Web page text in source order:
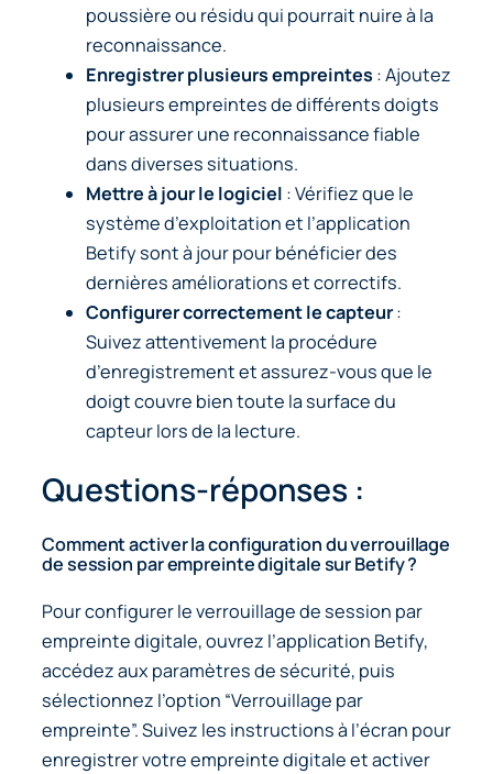
poussière ou résidu qui pourrait nuire à la
reconnaissance.
Enregistrer plusieurs empreintes: Ajoutez
plusieurs empreintes de différents doigts
pour assurer une reconnaissance fiable
dans diverses situations.
Mettre à jour le logiciel : Vérifiez que le
système d’exploitation et l’application
Betify sont à jour pour bénéficier des
dernières améliorations et correctifs.
Configurer correctement le capteur:
Suivez attentivement la procédure
d’enregistrement et assurez-vous que le
doigt couvre bien toute la surface du
capteur lors de la lecture.
Questions-réponses :
Comment activer la configuration du verrouillage
de session par empreinte digitale sur Betify ?
Pour configurer le verrouillage de session par
empreinte digitale, ouvrez l’application Betify,
accédez aux paramètres de sécurité, puis
sélectionnez l’option “Verrouillage par
empreinte”. Suivez les instructions à l’écran pour
enregistrer votre empreinte digitale et activer